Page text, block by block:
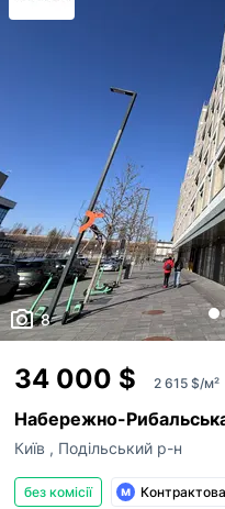
8
34 000 $ 2 615 $/м²
Набережно-
Київ , Подільський р-н
без комісії